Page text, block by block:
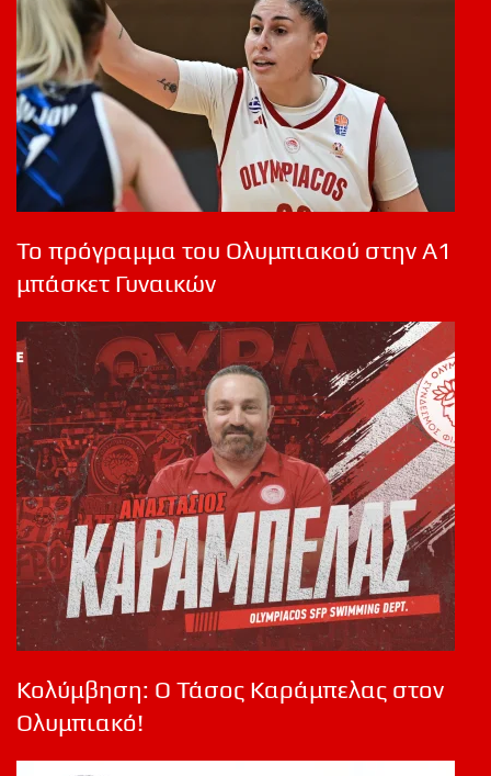
Το πρόγραμμα του Ολυμπιακού στην Α1
μπάσκετ Γυναικών
Κολύμβηση: Ο Τάσος Καράμπελας στον
Ολυμπιακό!